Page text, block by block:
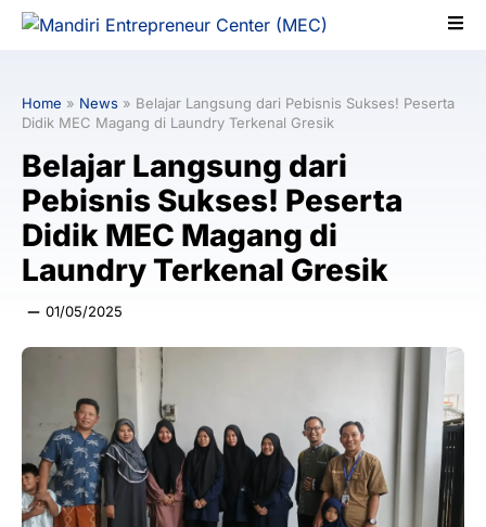
Home » News » Belajar Langsung dari Pebisnis Sukses! Peserta
Didik MEC Magang di Laundry Terkenal Gresik
Belajar Langsung dari
Pebisnis Sukses! Peserta
Didik MEC Magang di
Laundry Terkenal Gresik
01/05/2025